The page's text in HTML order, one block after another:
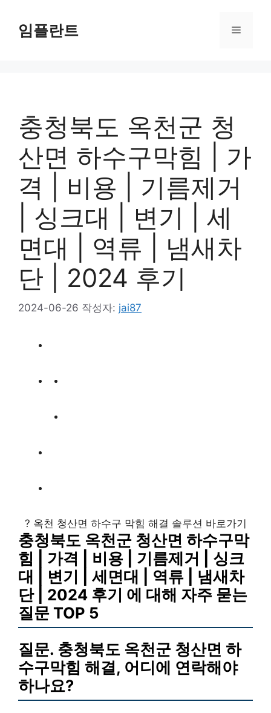
임플란트 메
충청북도 옥천군 청
산면 하수구막힘 | 가
격 | 비용 | 기름제거
| 싱크대 | 변기 | 세
면대 | 역류 | 냄새차
단 | 2024 후기
2024-06-26 작성자: jai87
? 옥천 청산면 하수구 막힘 해결 솔루션 바로가기
충청북도 옥천군 청산면 하수구막
힘 | 가격 | 비용 | 기름제거 | 싱크
대 | 변기 | 세면대 | 역류 | 냄새차
단 | 2024 후기 에 대해 자주 묻는
질문 TOP 5
질문. 충청북도 옥천군 청산면 하
수구막힘 해결, 어디에 연락해야
하나요?